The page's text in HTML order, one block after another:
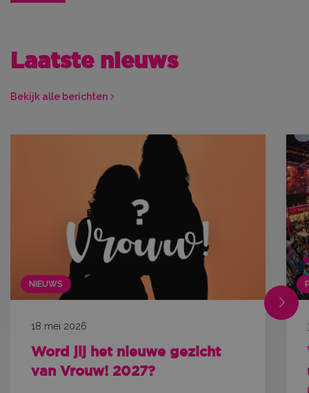
Laatste nieuws
Bekijk alle berichten
NIEUWS
18 mei 2026
Word jij het nieuwe gezicht
van Vrouw! 2027?